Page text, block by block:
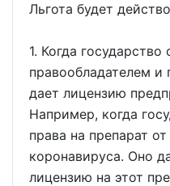
Льгота будет
1. Когда государство
правообладателем и
дает лицензию
Например, когда
права на препарат
коронавируса. Оно
лицензию на этот